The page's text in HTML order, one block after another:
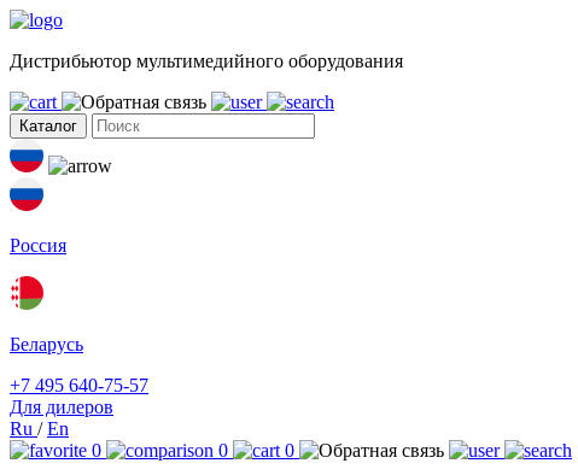
Дистрибьютор мультимедийного оборудования
Каталог
Россия
Беларусь
+7 495 640-75-57
Для дилеров
Ru /En
0
0
0